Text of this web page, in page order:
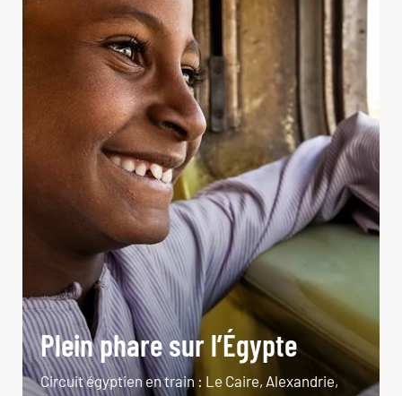
Plein phare sur l’Égypte
Circuit égyptien en train : Le Caire, Alexandrie,